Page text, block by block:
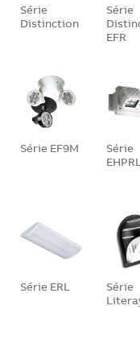
Série
Distinction
Série
EFR
Série EF9M
Série
EHPRL
Série ERL
Série